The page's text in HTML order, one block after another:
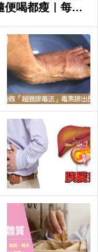
便喝都瘦｜每日